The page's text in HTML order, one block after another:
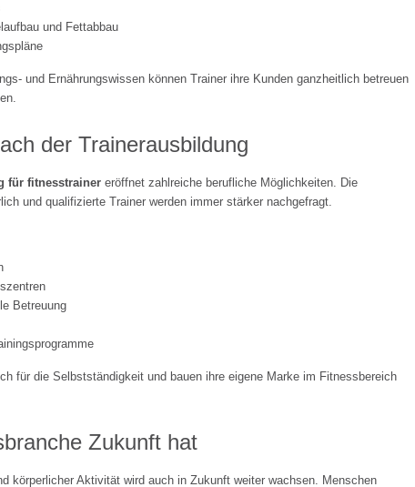
und Fettabbau
und Ernährungswissen können Trainer ihre Kunden ganzheitlich betreuen
der Trainerausbildung
für fitnesstrainer eröffnet zahlreiche berufliche Möglichkeiten. Die
und qualifizierte Trainer werden immer stärker nachgefragt.
Betreuung
für die Selbstständigkeit und bauen ihre eigene Marke im Fitnessbereich
Zukunft hat
körperlicher Aktivität wird auch in Zukunft weiter wachsen. Menschen